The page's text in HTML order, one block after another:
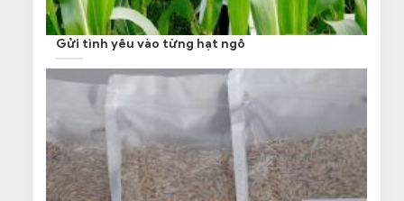
Gửi tình yêu vào từng hạt ngô